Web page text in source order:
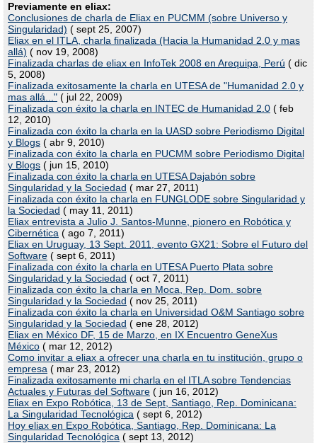
Previamente en eliax:
Conclusiones de charla de Eliax en PUCMM (sobre Universo y
Singularidad) ( sept 25, 2007)
Eliax en el ITLA, charla finalizada (Hacia la Humanidad 2.0 y mas
allá) ( nov 19, 2008)
Finalizada charlas de eliax en InfoTek 2008 en Arequipa, Perú ( dic
5, 2008)
Finalizada exitosamente la charla en UTESA de "Humanidad 2.0 y
mas allá..." ( jul 22, 2009)
Finalizada con éxito la charla en INTEC de Humanidad 2.0 ( feb
12, 2010)
Finalizada con éxito la charla en la UASD sobre Periodismo Digital
y Blogs ( abr 9, 2010)
Finalizada con éxito la charla en PUCMM sobre Periodismo Digital
y Blogs ( jun 15, 2010)
Finalizada con éxito la charla en UTESA Dajabón sobre
Singularidad y la Sociedad ( mar 27, 2011)
Finalizada con éxito la charla en FUNGLODE sobre Singularidad y
la Sociedad ( may 11, 2011)
Eliax entrevista a Julio J. Santos-Munne, pionero en Robótica y
Cibernética ( ago 7, 2011)
Eliax en Uruguay, 13 Sept. 2011, evento GX21: Sobre el Futuro del
Software ( sept 6, 2011)
Finalizada con éxito la charla en UTESA Puerto Plata sobre
Singularidad y la Sociedad ( oct 7, 2011)
Finalizada con éxito la charla en Moca, Rep. Dom. sobre
Singularidad y la Sociedad ( nov 25, 2011)
Finalizada con éxito la charla en Universidad O&M Santiago sobre
Singularidad y la Sociedad ( ene 28, 2012)
Eliax en México DF, 15 de Marzo, en IX Encuentro GeneXus
México ( mar 12, 2012)
Como invitar a eliax a ofrecer una charla en tu institución, grupo o
empresa ( mar 23, 2012)
Finalizada exitosamente mi charla en el ITLA sobre Tendencias
Actuales y Futuras del Software ( jun 16, 2012)
Eliax en Expo Robótica, 13 de Sept, Santiago, Rep. Dominicana:
La Singularidad Tecnológica ( sept 6, 2012)
Hoy eliax en Expo Robótica, Santiago, Rep. Dominicana: La
Singularidad Tecnológica ( sept 13, 2012)